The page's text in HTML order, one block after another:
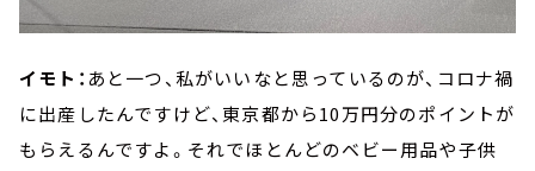
イモト： あと一つ、私がいいなと思っているのが、コロナ禍
に出産したんですけど、東京都から10万円分のポイントが
もらえるんですよ。それでほとんどのベビー用品や子供